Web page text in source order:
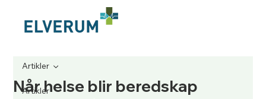
Artikler
Artikler
Når helse blir beredskap